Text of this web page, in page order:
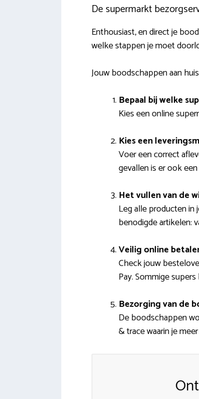
De supermarkt
Enthousiast, en direct je
welke stappen je moet
Jouw boodschappen aan
Bepaal bij welke
Kies een online
Kies een
Voer een correct
gevallen is er ook
Het vullen van de
Leg alle producten
benodigde artikelen:
Veilig online
Check jouw
Pay. Sommige
Bezorging van de
De boodschappen
& trace waarin je